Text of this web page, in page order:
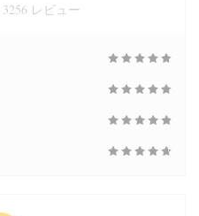
3256 レビュー